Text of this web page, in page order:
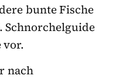
bunte Fische
vor.
nach